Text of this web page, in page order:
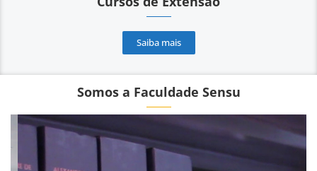
Saiba mais
Somos a Faculdade Sensu